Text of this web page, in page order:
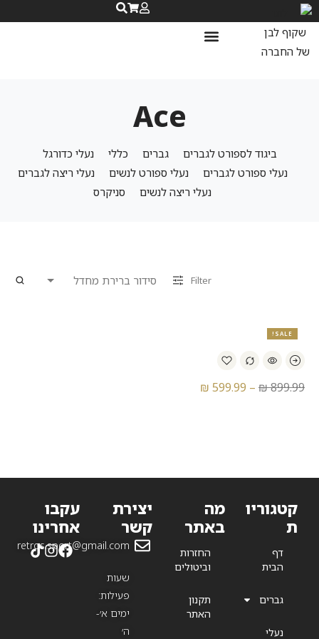
Ace
ביגוד לספורט לגברים גברים כללי
נעלי כדורגל
נעלי ספורט לגברים
נעלי ספורט לנשים
נעלי ריצה לגברים
נעלי ריצה לנשים
סניקרס
Filter
SALE!
₪899.99
–
₪ 599.99
קטגוריו
ת
דף
הבית
גברים
נעלי
מה
באתר
החזרות
וביטולים
תקנון
האתר
יצירת
קשר
retros.sport@gmail.com
שעות
פעילות:
ימים א׳-
ה׳
עקבו
אחרינו